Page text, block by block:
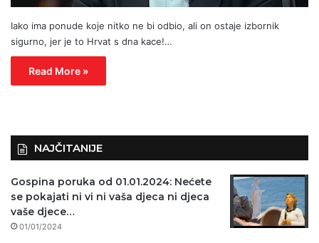
Iako ima ponude koje nitko ne bi odbio, ali on ostaje izbornik
sigurno, jer je to Hrvat s dna kace!…
Read More »
NAJČITANIJE
Gospina poruka od 01.01.2024: Nećete
se pokajati ni vi ni vaša djeca ni djeca
vaše djece…
01/01/2024